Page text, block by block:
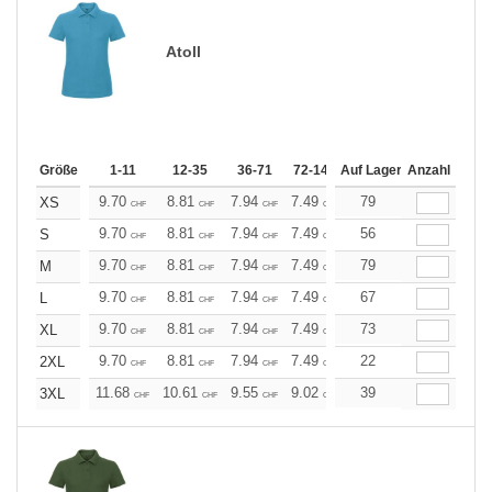
Atoll
Größe 1-11 12-35 36-71 72-143 144-287 288 +
Auf Lager Anzahl
XS 9.70 CHF 8.81 CHF 7.94 CHF 7.49 CHF 7.05
79
S
9.70 CHF 8.81 CHF 7.94 CHF 7.49 CHF 7.05
56
M
9.70 CHF 8.81 CHF 7.94 CHF 7.49 CHF 7.05
79
L
9.70 CHF 8.81 CHF 7.94 CHF 7.49 CHF 7.05
67
XL
9.70 CHF 8.81 CHF 7.94 CHF 7.49 CHF 7.05
73
2XL
9.70 CHF 8.81 CHF 7.94 CHF 7.49 CHF 7.05
22
3XL
11.68 CHF 10.61 CHF 9.55 CHF 9.02 CHF 8.49
39